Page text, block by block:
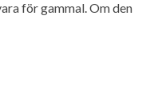
för gammal. Om den